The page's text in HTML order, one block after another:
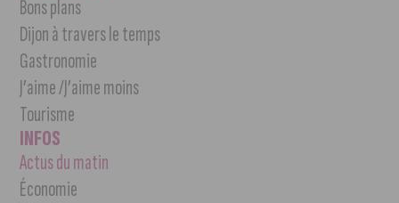
Bons plans
Dijon à travers le temps
Gastronomie
J’aime /J’aime moins
Tourisme
INFOS
Actus du matin
Économie